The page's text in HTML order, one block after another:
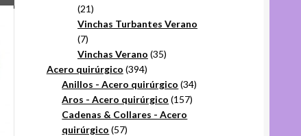
2121
productos
Vinchas Turbantes Verano
77
productos
Vinchas Verano 3535
Acero quirúrgico 394394
productos
Anillos - Acero quirúrgico 3434
Aros - Acero quirúrgico 157157
Cadenas & Collares - Acero
quirúrgico 5757